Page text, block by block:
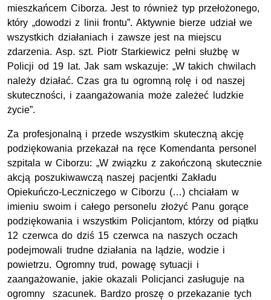
mieszkańcem Ciborza. Jest to również typ przełożonego,
który „dowodzi z linii frontu”. Aktywnie bierze udział we
wszystkich działaniach i zawsze jest na miejscu
zdarzenia. Asp. szt. Piotr Starkiewicz pełni służbę w
Policji od 19 lat. Jak sam wskazuje: „W takich chwilach
należy działać. Czas gra tu ogromną rolę i od naszej
skuteczności, i zaangażowania może zależeć ludzkie
życie”.
Za profesjonalną i przede wszystkim skuteczną akcję
podziękowania przekazał na ręce Komendanta personel
szpitala w Ciborzu: „W związku z zakończoną skutecznie
akcją poszukiwawczą naszej pacjentki Zakładu
Opiekuńczo-Leczniczego w Ciborzu (…) chciałam w
imieniu swoim i całego personelu złożyć Panu gorące
podziękowania i wszystkim Policjantom, którzy od piątku
12 czerwca do dziś 15 czerwca na naszych oczach
podejmowali trudne działania na lądzie, wodzie i
powietrzu. Ogromny trud, powagę sytuacji i
zaangażowanie, jakie okazali Policjanci zasługuje na
ogromny szacunek. Bardzo proszę o przekazanie tych